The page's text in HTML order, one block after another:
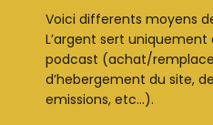
Voici differents moyens
L’argent sert uniquement
podcast (achat/
d’hebergement du site,
emissions, etc…).